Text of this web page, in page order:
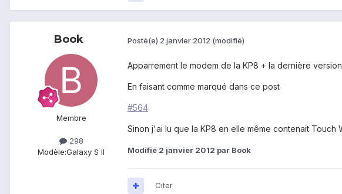
Book
Membre
298
Modèle:Galaxy S II
Posté(e) 2 janvier 2012 (modifié)
Apparrement le modem de la KP8 + la dernière
En faisant comme marqué dans ce post
#564
Sinon j'ai lu que la KP8 en elle même contenait
Modifié 2 janvier 2012 par Book
Citer